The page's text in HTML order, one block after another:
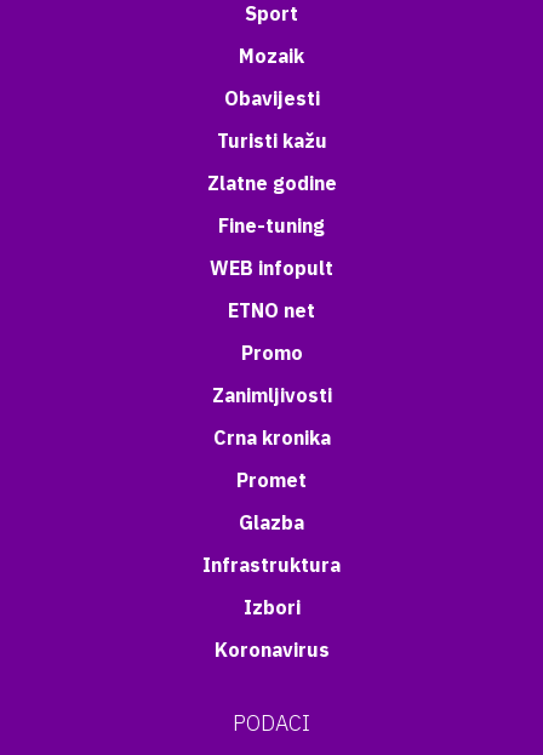
Sport
Mozaik
Obavijesti
Turisti kažu
Zlatne godine
Fine-tuning
WEB infopult
ETNO net
Promo
Zanimljivosti
Crna kronika
Promet
Glazba
Infrastruktura
Izbori
Koronavirus
PODACI